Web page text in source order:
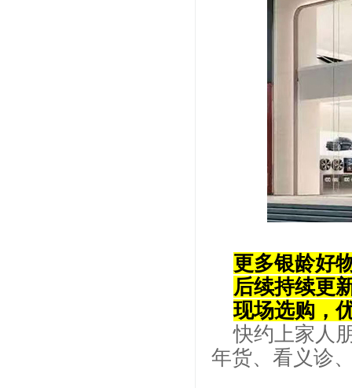
更多银龄好
后续持续更
现场选购，
快约上家人
年货、看义诊